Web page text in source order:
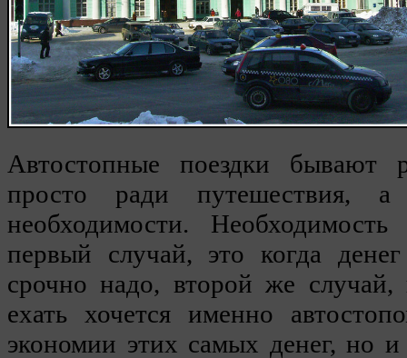
Автостопные поездки бывают
просто ради
необходимости.
первый случай, это когда
срочно надо, второй же случай,
ехать хочется именно
экономии этих самых денег, но